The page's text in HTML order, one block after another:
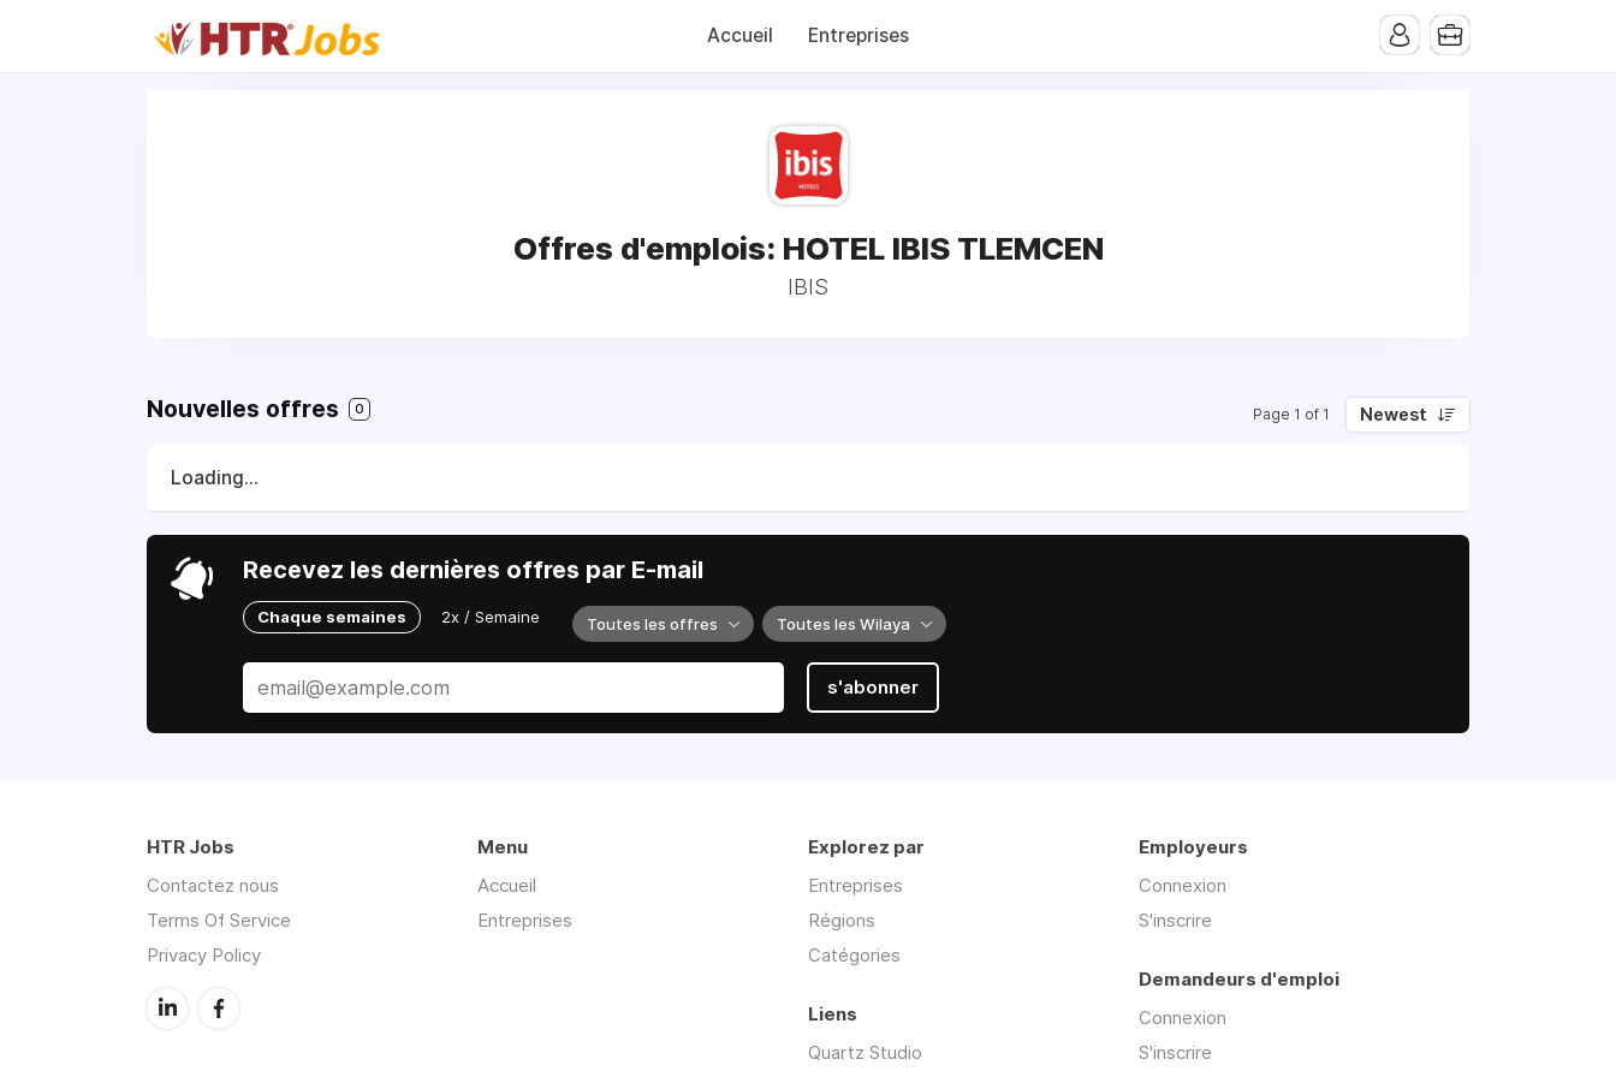
Accueil
Entreprises
Offres d'emplois: HOTEL IBIS TLEMCEN
IBIS
Nouvelles offres 0 Page 1 of 1 Newest
Loading...
Recevez les dernières offres par E-mail
Chaque semaines 2x / Semaine Toutes les offres Toutes les Wilaya
s'abonner
HTR Jobs
Contactez nous
Terms Of Service
Privacy Policy
Menu
Accueil
Entreprises
Explorez par
Entreprises
Régions
Catégories
Employeurs
Connexion
S'inscrire
Demandeurs d'emploi
Connexion
S'inscrire
Liens
Quartz Studio